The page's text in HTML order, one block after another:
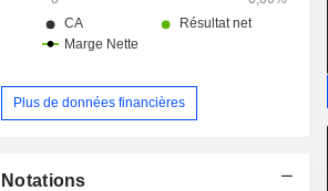
Plus de données financières
Notations